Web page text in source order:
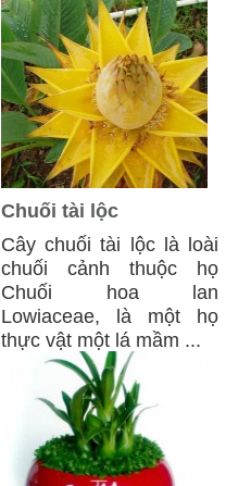
Chuối tài lộc
Cây chuối tài lộc là loài
chuối cảnh thuộc họ
Chuối hoa lan
Lowiaceae, là một họ
thực vật một lá mầm ...